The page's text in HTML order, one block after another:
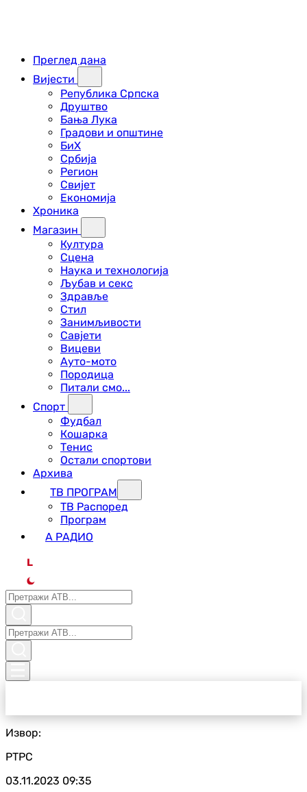
Преглед дана
Вијести
Република Српска
Друштво
Бања Лука
Градови и општине
БиХ
Србија
Регион
Свијет
Економија
Хроника
Магазин
Култура
Сцена
Наука и технологија
Љубав и секс
Здравље
Стил
Занимљивости
Савјети
Вицеви
Ауто-мото
Породица
Питали смо...
Спорт
Фудбал
Кошарка
Тенис
Остали спортови
Архива
ТВ ПРОГРАМ
ТВ Распоред
Програм
А РАДИО
L
Извор:
РТРС
03.11.2023 09:35